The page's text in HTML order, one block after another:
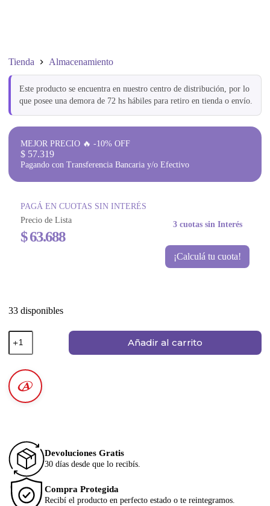
Tienda Almacenamiento
Este producto se encuentra en nuestro centro de distribución, por lo
que posee una demora de 72 hs hábiles para retiro en tienda o envío.
MEJOR PRECIO 🔥 -10% OFF
$ 57.319
Pagando con Transferencia Bancaria y/o Efectivo
PAGÁ EN CUOTAS SIN INTERÉS
Precio de Lista
$63.688
3 cuotas sin Interés
¡Calculá tu cuota!
33 disponibles
Añadir al carrito
Devoluciones Gratis
30 días desde que lo recibís.
Compra Protegida
Recibí el producto en perfecto estado o te reintegramos.